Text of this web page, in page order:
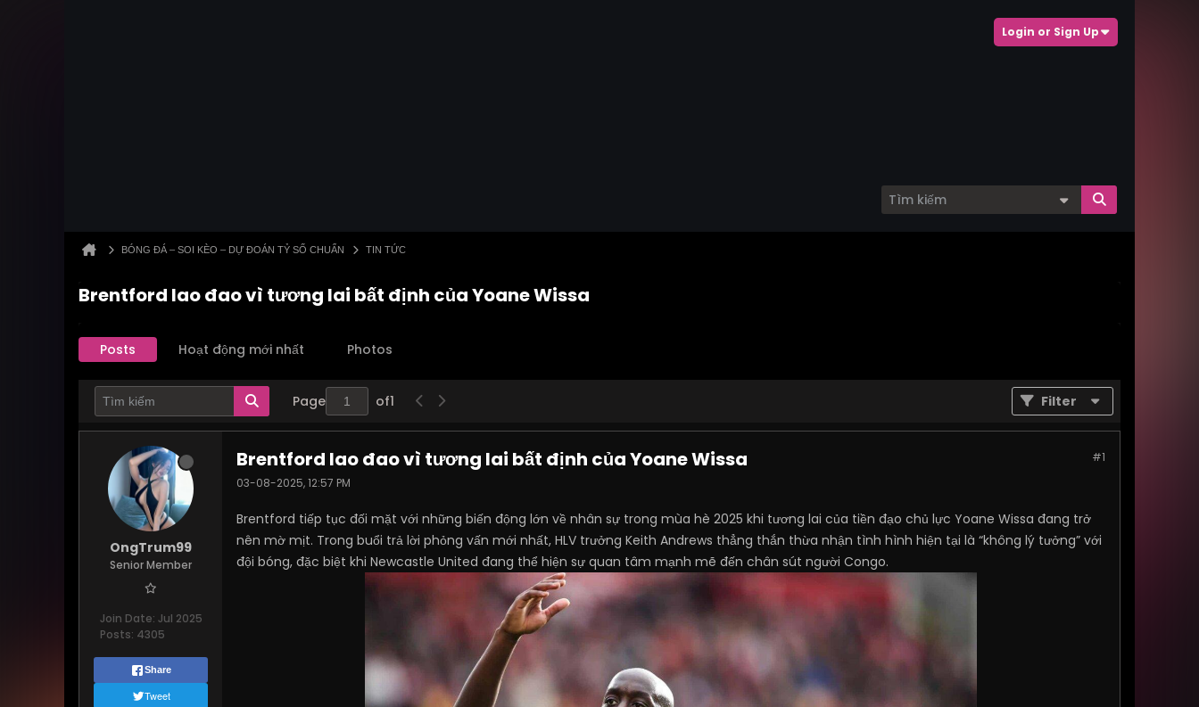
Login or Sign Up
BÓNG ĐÁ – SOI KÈO – DỰ ĐOÁN TỶ SỐ CHUẨN TIN TỨC
Brentford lao đao vì tương lai bất định của Yoane Wissa
Posts Hoạt động mới nhất Photos
Page of1 Filter
OngTrum99
Senior Member
Join Date: Jul 2025
Posts: 4305
Share
Tweet
#1
Brentford lao đao vì tương lai bất định của Yoane Wissa
03-08-2025, 12:57 PM
Brentford tiếp tục đối mặt với những biến động lớn về nhân sự trong mùa hè 2025 khi tương lai của tiền đạo chủ lực Yoane Wissa đang trở
nên mờ mịt. Trong buổi trả lời phỏng vấn mới nhất, HLV trưởng Keith Andrews thẳng thắn thừa nhận tình hình hiện tại là “không lý tưởng” với
đội bóng, đặc biệt khi Newcastle United đang thể hiện sự quan tâm mạnh mẽ đến chân sút người Congo.